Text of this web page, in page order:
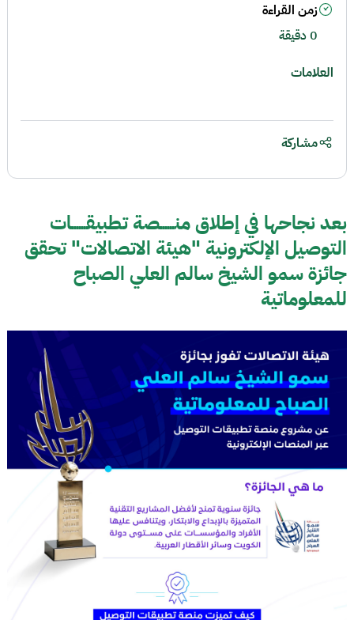
بعد نجاحها في إطلاق منــــــصة تطبيقــــــات
التوصيل الإلكترونية "هيئة الاتصالات" تحقق
جائزة سمو الشيخ سالم العلي الصباح
للمعلوماتية
زمن القراءة
0 دقيقة
العلامات
مشاركة